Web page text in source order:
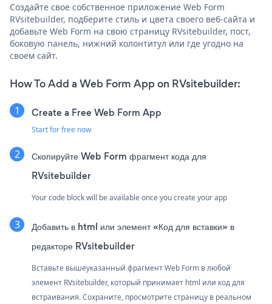
Создайте свое собственное приложение Web Form
RVsitebuilder, подберите стиль и цвета своего веб-сайта и
добавьте Web Form на свою страницу RVsitebuilder, пост,
боковую панель, нижний колонтитул или где угодно на
своем сайт.
How To Add a Web Form App on RVsitebuilder:
Create a Free Web Form App
Start for free now
Скопируйте Web Form фрагмент кода для
RVsitebuilder
Your code block will be available once you create your app
Добавить в html или элемент «Код для вставки» в
редакторе RVsitebuilder
Вставьте вышеуказанный фрагмент Web Form в любой
элемент RVsitebuilder, который принимает html или код для
встраивания. Сохраните, просмотрите страницу в реальном